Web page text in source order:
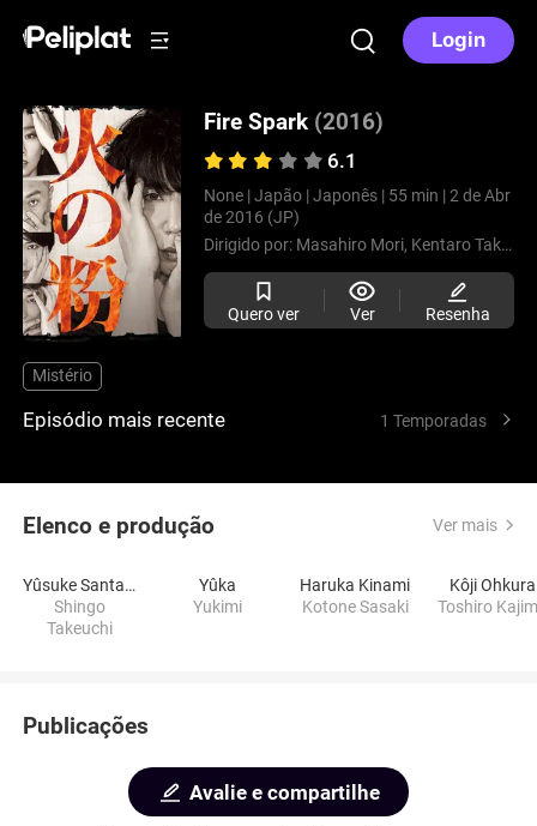
Login
Fire Spark (2016)
6.1
None | Japão | Japonês | 55 min | 2 de Abr
de 2016 (JP)
Dirigido por: Masahiro Mori, Kentaro Takemura
Quero ver Ver Resenha
Mistério
Episódio mais recente 1 Temporadas
Elenco e produção Ver mais
Yûsuke Santamaria
Shingo
Takeuchi
Yûka
Yukimi
Haruka Kinami
Kotone Sasaki
Kôji Ohkura
Toshiro
Publicações
Avalie e compartilhe